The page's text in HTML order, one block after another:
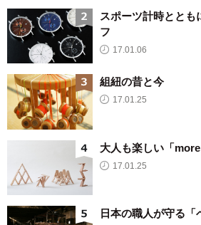
スポーツ計時ととも
フ
17.01.06
組紐の昔と今
17.01.25
大人も楽しい「
17.01.25
日本の職人が守る